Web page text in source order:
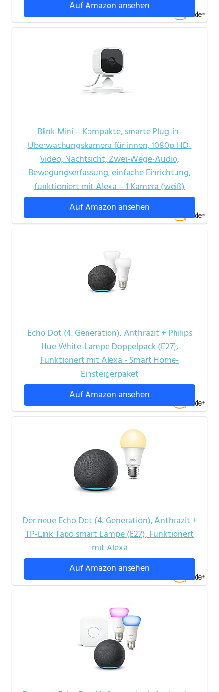
Auf Amazon ansehen
Blink Mini – Kompakte, smarte Plug-in-
Überwachungskamera für innen, 1080p-HD-
Video, Nachtsicht, Zwei-Wege-Audio,
Bewegungserfassung; einfache Einrichtung,
funktioniert mit Alexa – 1 Kamera (weiß)
Auf Amazon ansehen
Echo Dot (4. Generation), Anthrazit + Philips
Hue White-Lampe Doppelpack (E27),
Funktionert mit Alexa - Smart Home-
Einsteigerpaket
Auf Amazon ansehen
Der neue Echo Dot (4. Generation), Anthrazit +
TP-Link Tapo smart Lampe (E27), Funktionert
mit Alexa
Auf Amazon ansehen